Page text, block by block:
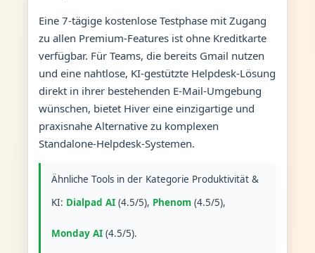
Eine 7-tägige kostenlose Testphase mit Zugang
zu allen Premium-Features ist ohne Kreditkarte
verfügbar. Für Teams, die bereits Gmail nutzen
und eine nahtlose, KI-gestützte Helpdesk-Lösung
direkt in ihrer bestehenden E-Mail-Umgebung
wünschen, bietet Hiver eine einzigartige und
praxisnahe Alternative zu komplexen
Standalone-Helpdesk-Systemen.
Ähnliche Tools in der Kategorie Produktivität &
KI: Dialpad AI(4.5/5), Phenom(4.5/5),
Monday AI(4.5/5).